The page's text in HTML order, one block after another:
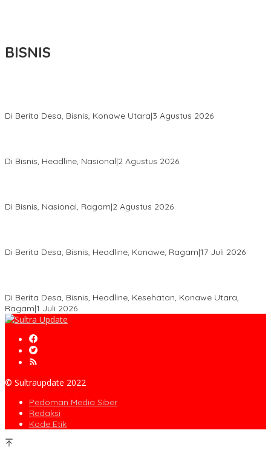
BISNIS
Di Berita Desa, Bisnis, Konawe Utara|3 Agustus 2026
Di Bisnis, Headline, Nasional|2 Agustus 2026
Di Bisnis, Nasional, Ragam|2 Agustus 2026
Di Berita Desa, Bisnis, Headline, Konawe, Ragam|17 Juli 2026
Di Berita Desa, Bisnis, Headline, Kesehatan, Konawe Utara,
Ragam|1 Juli 2026
© Sultraupdate 2022
Pedoman Media Siber
Redaksi
Kode Etik